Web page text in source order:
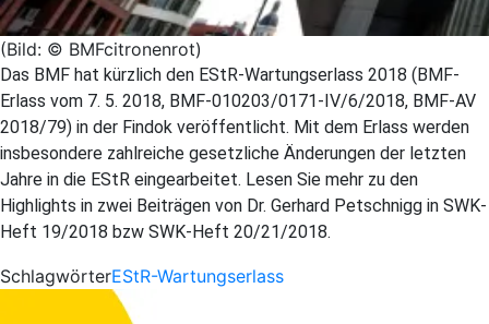
(Bild: © BMFcitronenrot)
Das BMF hat kürzlich den EStR-Wartungserlass 2018 (BMF-
Erlass vom 7. 5. 2018, BMF-010203/0171-IV/6/2018, BMF-AV
2018/79) in der Findok veröffentlicht. Mit dem Erlass werden
insbesondere zahlreiche gesetzliche Änderungen der letzten
Jahre in die EStR eingearbeitet. Lesen Sie mehr zu den
Highlights in zwei Beiträgen von Dr. Gerhard Petschnigg in SWK-
Heft 19/2018 bzw SWK-Heft 20/21/2018.
SchlagwörterEStR-Wartungserlass